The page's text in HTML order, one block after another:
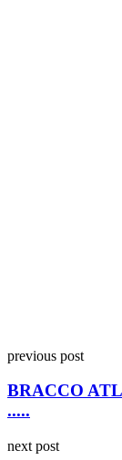
previous post
BRACCO
.....
next post